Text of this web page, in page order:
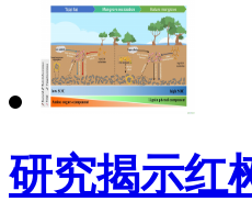
研究揭示红